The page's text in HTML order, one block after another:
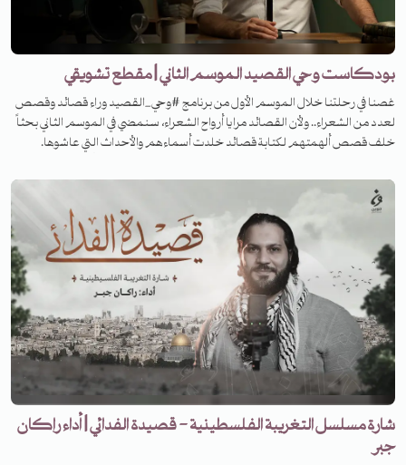
بودكاست وحي القصيد الموسم الثاني | مقطع تشويقي
غصنا في رحلتنا خلال الموسم الأول من برنامج #وحي_القصيد وراء قصائد وقصص
لعدد من الشعراء.. ولأن القصائد مرايا أرواح الشعراء، سنمضي في الموسم الثاني بحثاً
خلف قصص ألهمتهم لكتابة قصائد خلدت أسماءهم والأحداث التي عاشوها.
منصات البودكاست
شارة مسلسل التغريبة الفلسطينية - قصيدة الفدائي | أداء راكان
جبر